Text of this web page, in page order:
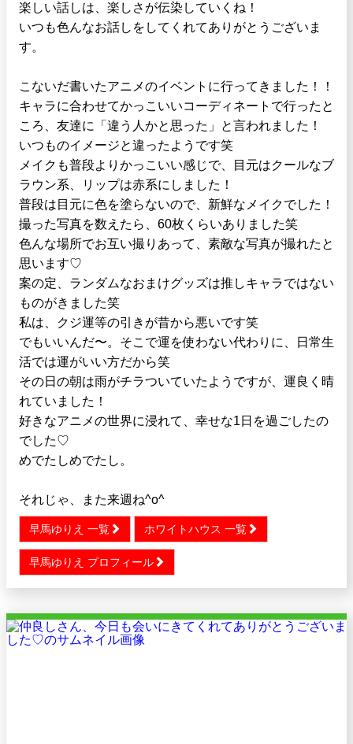
楽しい話しは、楽しさが伝染していくね！
いつも色んなお話しをしてくれてありがとうございま
す。
こないだ書いたアニメのイベントに行ってきました！！
キャラに合わせてかっこいいコーディネートで行ったと
ころ、友達に「違う人かと思った」と言われました！
いつものイメージと違ったようです笑
メイクも普段よりかっこいい感じで、目元はクールなブ
ラウン系、リップは赤系にしました！
普段は目元に色を塗らないので、新鮮なメイクでした！
撮った写真を数えたら、60枚くらいありました笑
色んな場所でお互い撮りあって、素敵な写真が撮れたと
思います♡
案の定、ランダムなおまけグッズは推しキャラではない
ものがきました笑
私は、クジ運等の引きが昔から悪いです笑
でもいいんだ〜。そこで運を使わない代わりに、日常生
活では運がいい方だから笑
その日の朝は雨がチラついていたようですが、運良く晴
れていました！
好きなアニメの世界に浸れて、幸せな1日を過ごしたの
でした♡
めでたしめでたし。
それじゃ、また来週ね^o^
早馬ゆりえ 一覧 ホワイトハウス 一覧
早馬ゆりえ プロフィール